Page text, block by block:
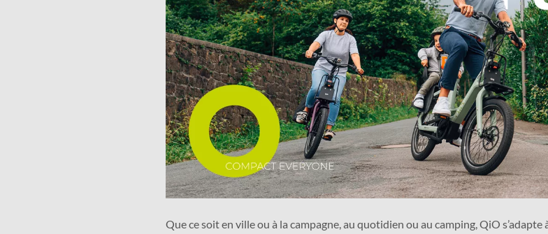
Que ce soit en ville ou à la campagne, au quotidien ou au camping, QiO s’adapte